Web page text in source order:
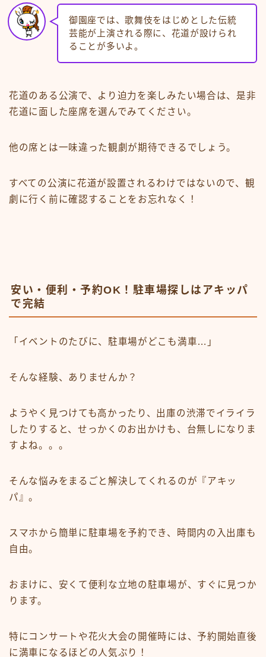
御園座では、歌舞伎をはじめとした伝統
芸能が上演される際に、花道が設けられ
ることが多いよ。
花道のある公演で、より迫力を楽しみたい場合は、是非
花道に面した座席を選んでみてください。
他の席とは一味違った観劇が期待できるでしょう。
すべての公演に花道が設置されるわけではないので、観
劇に行く前に確認することをお忘れなく！
安い・便利・予約OK！駐車場探しはアキッパ
で完結
「イベントのたびに、駐車場がどこも満車…」
そんな経験、ありませんか？
ようやく見つけても高かったり、出庫の渋滞でイライラ
したりすると、せっかくのお出かけも、台無しになりま
すよね。。。
そんな悩みをまるごと解決してくれるのが『アキッ
パ』。
スマホから簡単に駐車場を予約でき、時間内の入出庫も
自由。
おまけに、安くて便利な立地の駐車場が、すぐに見つか
ります。
特にコンサートや花火大会の開催時には、予約開始直後
に満車になるほどの人気ぶり！